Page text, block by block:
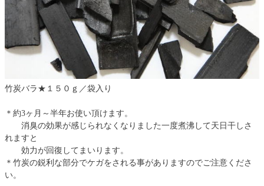
竹炭バラ★１５０ｇ／袋入り
＊約3ヶ月～半年お使い頂けます。
消臭の効果が感じられなくなりました一度煮沸して天日干しさ
れますと
効力が回復してまいります。
＊竹炭の鋭利な部分でケガをされる事がありますのでご注意くださ
い。